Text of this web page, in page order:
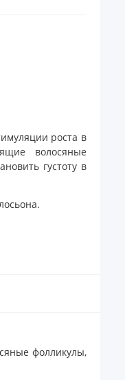
роста в
волосяные
густоту в
фолликулы,